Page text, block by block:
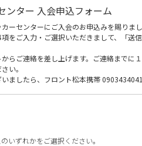
ンター 入会申込フォーム
ーセンターにご入会のお申込みを賜りま
をご入力・ご選択いただきまして、「送
らご連絡を差し上げます。ご連絡までに
い。
ましたら、フロント松本携帯
いずれかをご選択ください。